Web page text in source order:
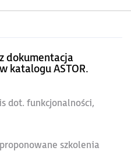
dokumentacja
katalogu ASTOR.
dot. funkcjonalności,
szkolenia